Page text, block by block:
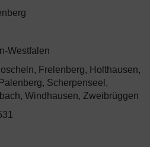
Westfalen
Frelenberg, Holthausen,
Scherpenseel,
Windhausen, Zweibrüggen